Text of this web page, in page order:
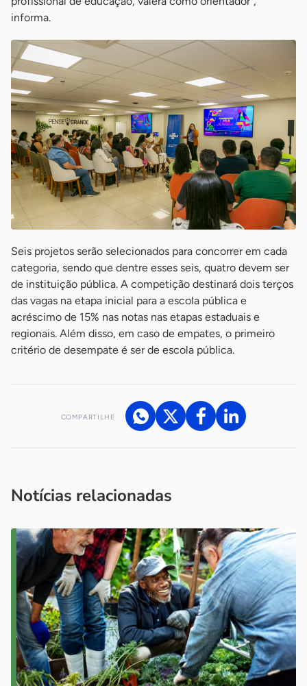
informa.
Seis projetos serão selecionados para concorrer em cada
categoria, sendo que dentre esses seis, quatro devem ser
de instituição pública. A competição destinará dois terços
das vagas na etapa inicial para a escola pública e
acréscimo de 15% nas notas nas etapas estaduais e
regionais. Além disso, em caso de empates, o primeiro
critério de desempate é ser de escola pública.
COMPARTILHE
Notícias relacionadas